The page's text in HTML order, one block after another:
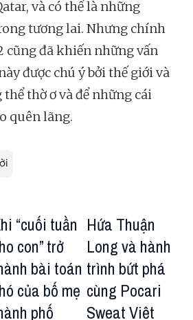
và có thể là những
tương lai. Nhưng chính
cũng đã khiến những vấn
được chú ý bởi thế giới và
thờ ơ và để những cái
quên lãng.
“cuối tuần
con” trở
bài toán
của bố mẹ
phố
Hứa Thuận
Long và hành
trình bứt phá
cùng Pocari
Sweat Việt